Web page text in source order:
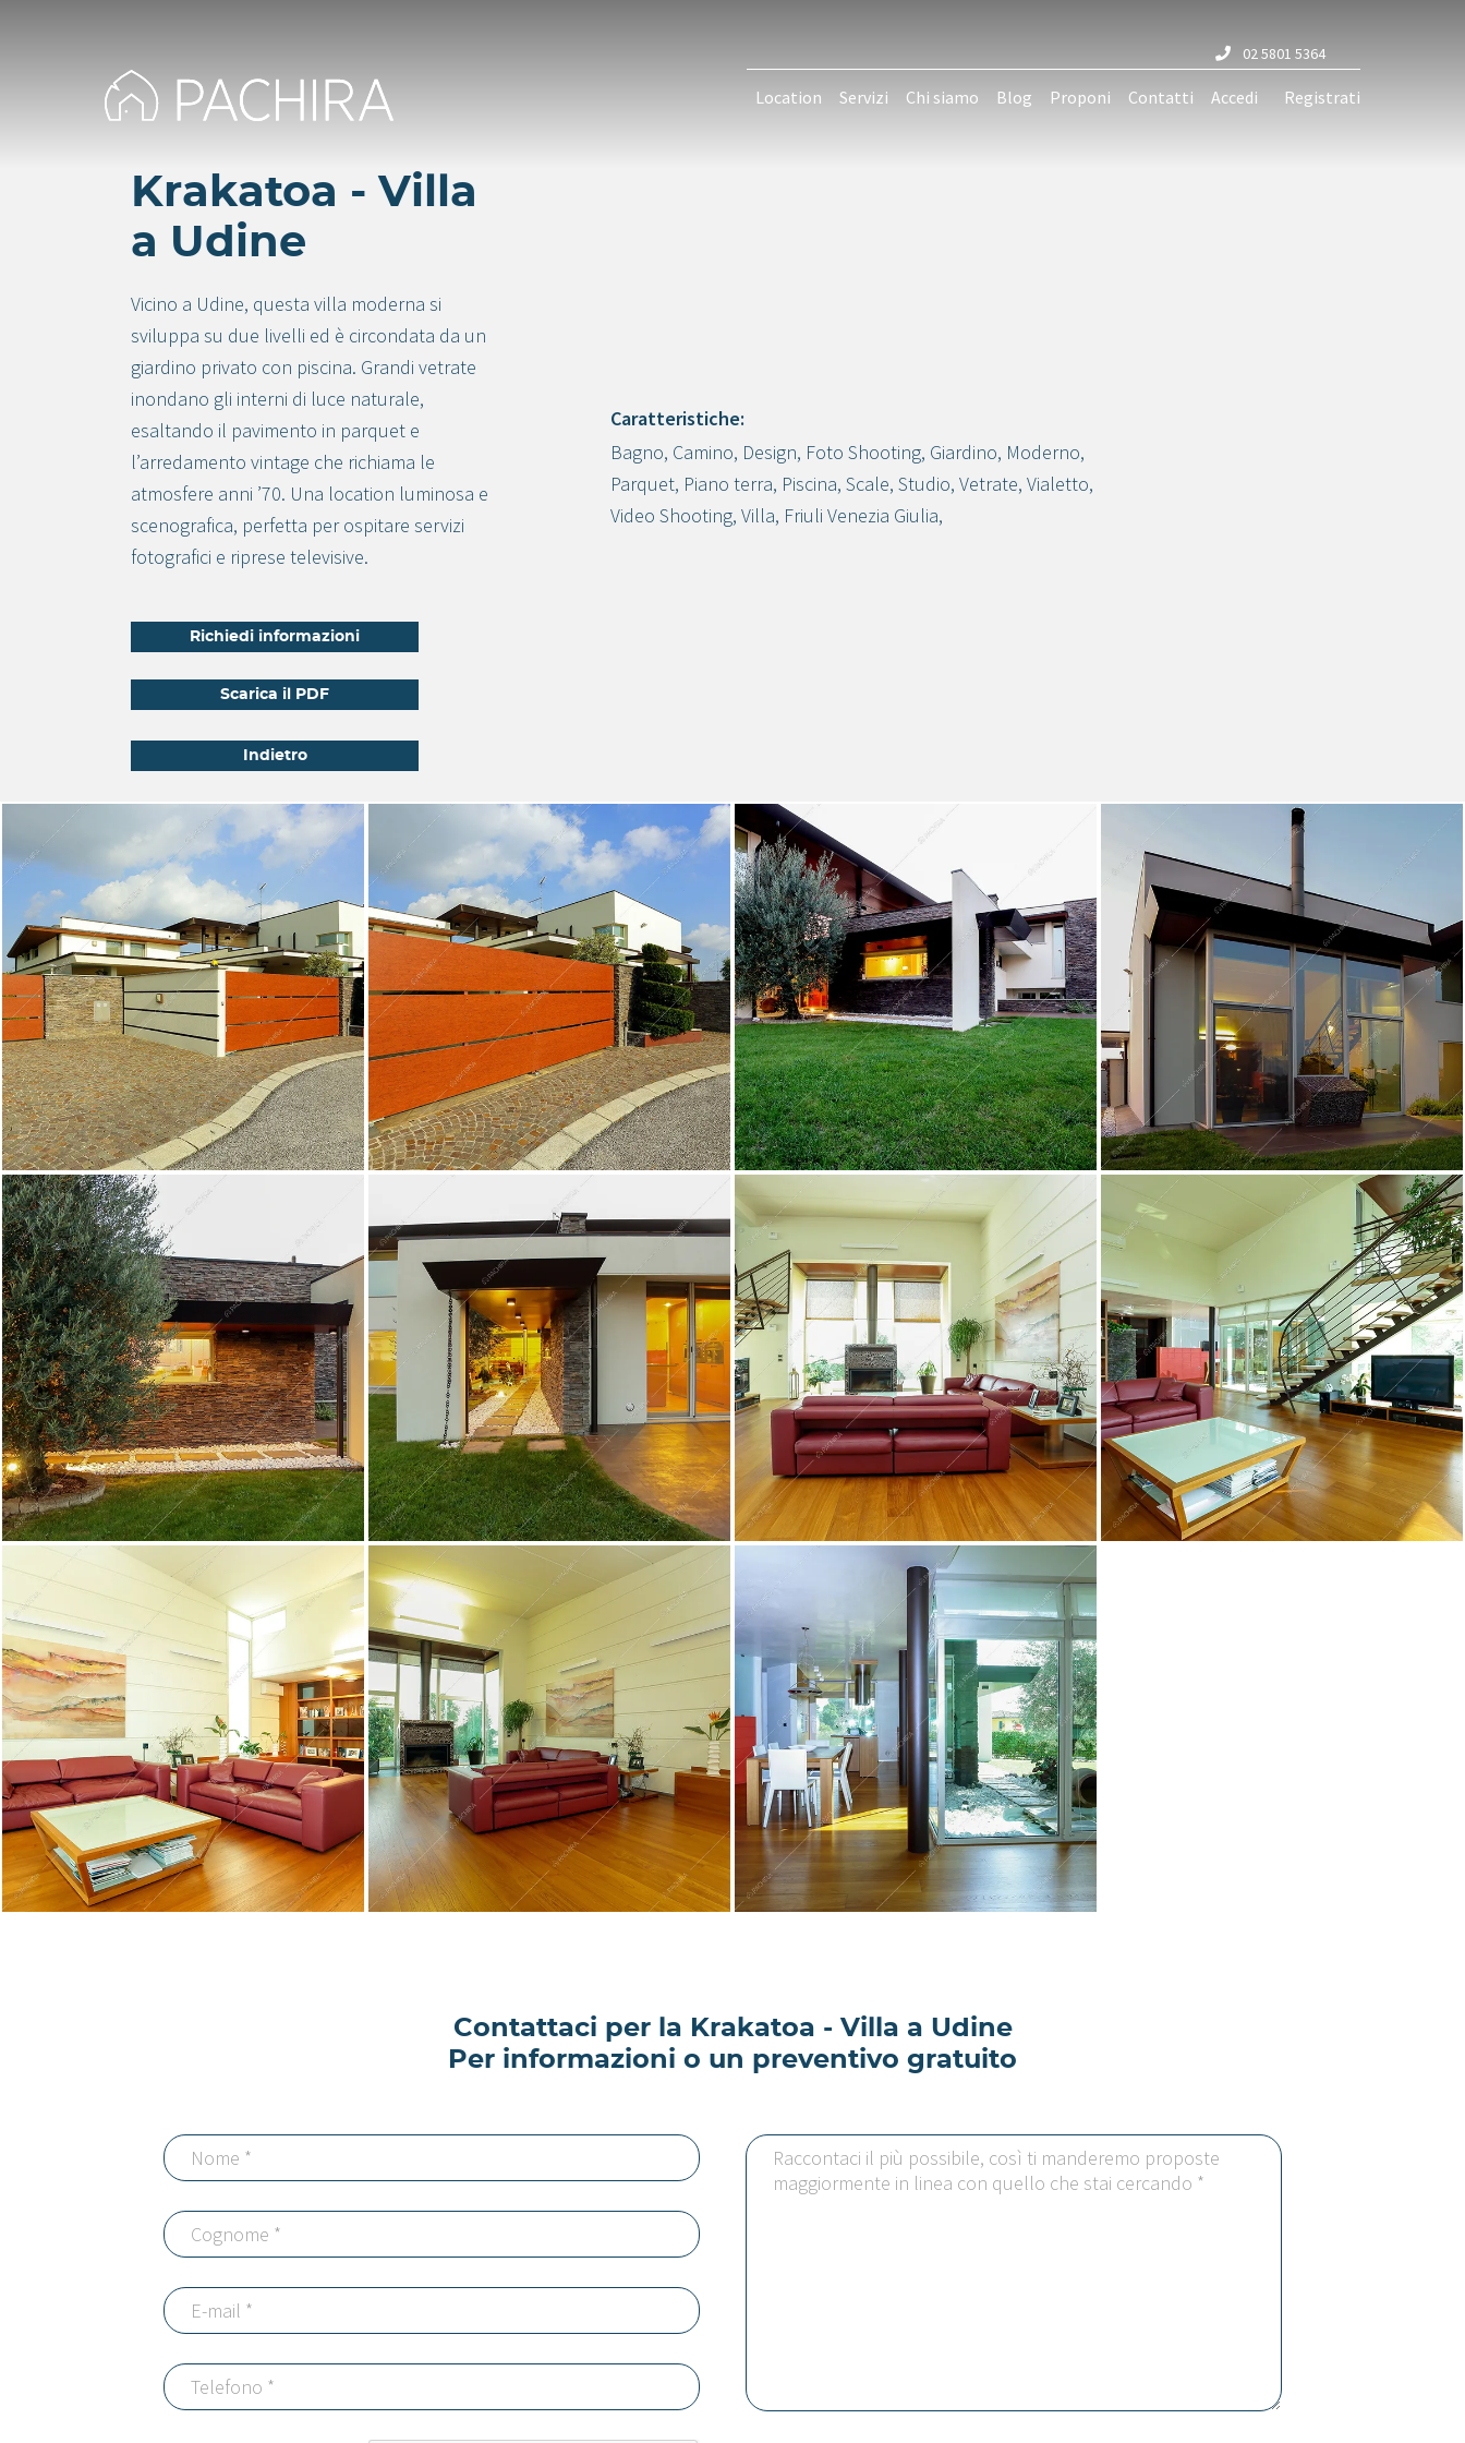
02 5801 5364
Location Servizi Chi siamo Blog Proponi Contatti Accedi Registrati
Krakatoa - Villa
a Udine
Vicino a Udine, questa villa moderna si
sviluppa su due livelli ed è circondata da un
giardino privato con piscina. Grandi vetrate
inondano gli interni di luce naturale,
esaltando il pavimento in parquet e
l’arredamento vintage che richiama le
atmosfere anni ’70. Una location luminosa e
scenografica, perfetta per ospitare servizi
fotografici e riprese televisive.
Richiedi informazioni
Scarica il PDF
Indietro
Crea progetto
Caratteristiche:
Bagno, Camino, Design, Foto Shooting, Giardino, Moderno,
Parquet, Piano terra, Piscina, Scale, Studio, Vetrate, Vialetto,
Video Shooting, Villa, Friuli Venezia Giulia,
Contattaci per la Krakatoa - Villa a Udine
Per informazioni o un preventivo gratuito